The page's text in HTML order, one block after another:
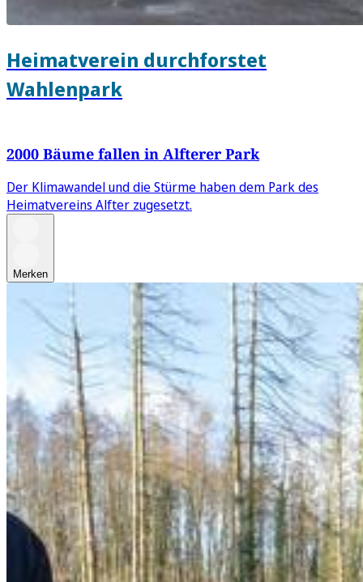
Heimatverein durchforstet
Wahlenpark
2000 Bäume fallen in Alfterer Park
Der Klimawandel und die Stürme haben dem Park des
Heimatvereins Alfter zugesetzt.
Merken